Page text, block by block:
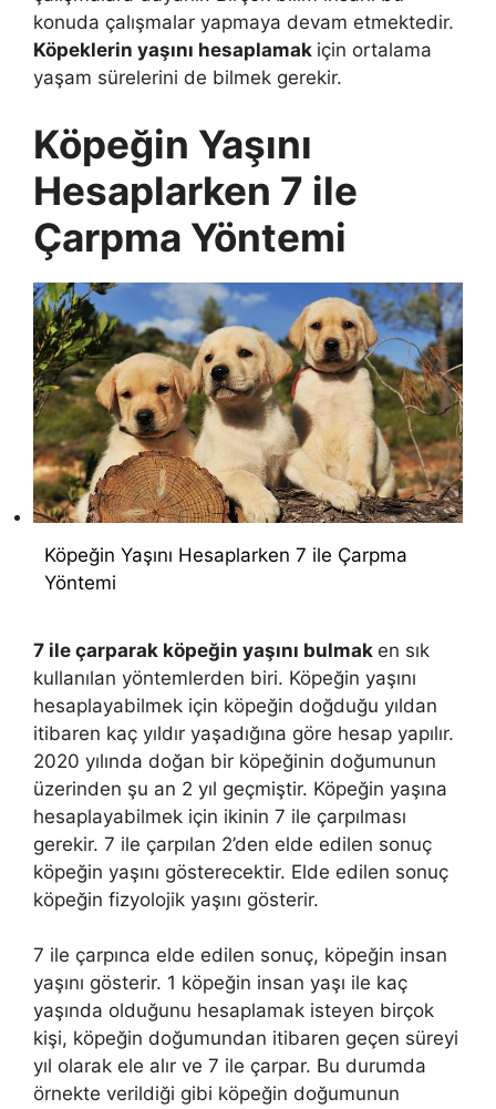
konuda çalışmalar yapmaya devam etmektedir.
Köpeklerin yaşını hesaplamak için ortalama
yaşam sürelerini de bilmek gerekir.
Köpeğin Yaşını
Hesaplarken 7 ile
Çarpma Yöntemi
Köpeğin Yaşını Hesaplarken 7 ile Çarpma
Yöntemi
7 ile çarparak köpeğin yaşını bulmak en sık
kullanılan yöntemlerden biri. Köpeğin yaşını
hesaplayabilmek için köpeğin doğduğu yıldan
itibaren kaç yıldır yaşadığına göre hesap yapılır.
2020 yılında doğan bir köpeğinin doğumunun
üzerinden şu an 2 yıl geçmiştir. Köpeğin yaşına
hesaplayabilmek için ikinin 7 ile çarpılması
gerekir. 7 ile çarpılan 2’den elde edilen sonuç
köpeğin yaşını gösterecektir. Elde edilen sonuç
köpeğin fizyolojik yaşını gösterir.
7 ile çarpınca elde edilen sonuç, köpeğin insan
yaşını gösterir. 1 köpeğin insan yaşı ile kaç
yaşında olduğunu hesaplamak isteyen birçok
kişi, köpeğin doğumundan itibaren geçen süreyi
yıl olarak ele alır ve 7 ile çarpar. Bu durumda
örnekte verildiği gibi köpeğin doğumunun